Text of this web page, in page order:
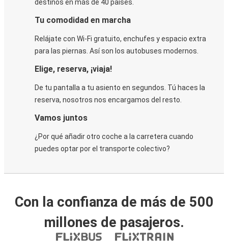
destinos en más de 40 países.
Tu comodidad en marcha
Relájate con Wi-Fi gratuito, enchufes y espacio extra
para las piernas. Así son los autobuses modernos.
Elige, reserva, ¡viaja!
De tu pantalla a tu asiento en segundos. Tú haces la
reserva, nosotros nos encargamos del resto.
Vamos juntos
¿Por qué añadir otro coche a la carretera cuando
puedes optar por el transporte colectivo?
Con la confianza de más de 500
millones de pasajeros.